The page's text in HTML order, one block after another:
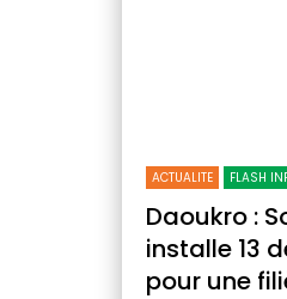
ACTUALITE FLASH
Daoukro :
installe 13
pour une